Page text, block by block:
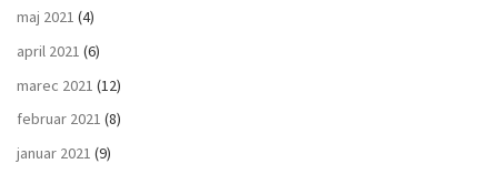
maj 2021 (4)
april 2021 (6)
marec 2021 (12)
februar 2021 (8)
januar 2021 (9)